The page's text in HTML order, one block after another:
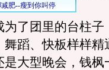
了团里的台柱子
蹈、快板样样精
大型晚会，钱枫